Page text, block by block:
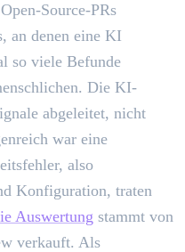
Source-PRs
an denen eine KI
so viele Befunde
Die KI-
abgeleitet, nicht
war eine
also
Konfiguration, traten
Auswertung stammt von
verkauft. Als